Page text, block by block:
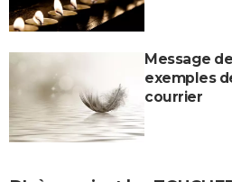
Message
exemples
courrier